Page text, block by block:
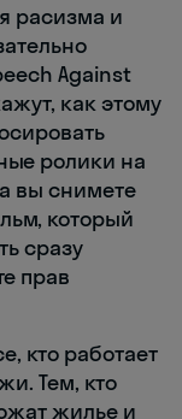
расизма и
Against
как этому
ролики на
вы снимете
который
сразу
прав
кто работает
Тем, кто
жилье и